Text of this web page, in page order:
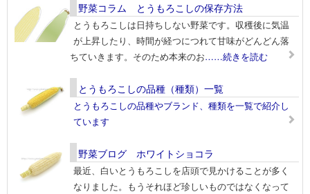
野菜コラム とうもろこしの保存方法
とうもろこしは日持ちしない野菜です。収穫後に気温
が上昇したり、時間が経つにつれて甘味がどんどん落
ちていきます。そのため本来のお……続きを読む
とうもろこしの品種（種類）一覧
とうもろこしの品種やブランド、種類を一覧で紹介し
ています
野菜ブログ ホワイトショコラ
最近、白いとうもろこしを店頭で見かけることが多く
なりました。もうそれほど珍しいものではなくなって